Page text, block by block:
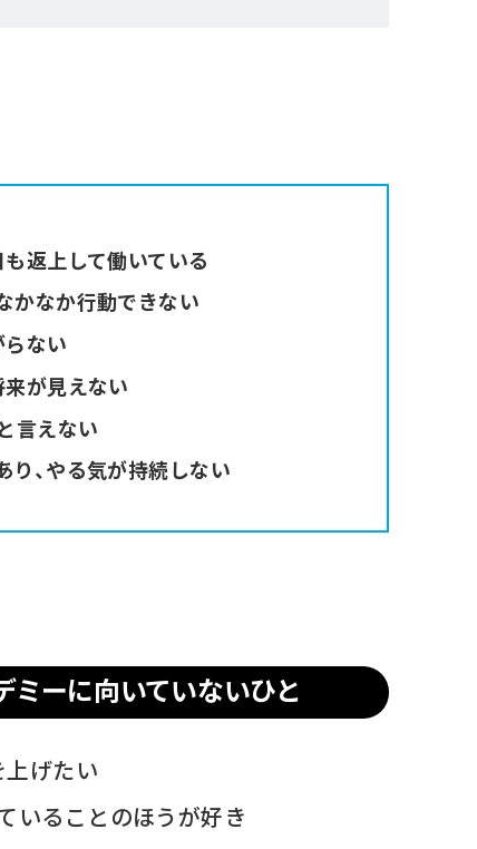
返上して働いている
かなか行動できない
らない
来が見えない
言えない
り、やる気が持続しない
ミーに向いていないひと
上げたい
いることのほうが好き